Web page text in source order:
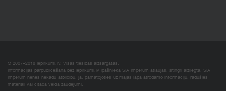
© 2007–2018 Iepirkumi.lv. Visas tiesības aizsargātas.
Informācijas pārpublicēšana bez iepirkumi.lv īpašnieka SIA Imperum atļaujas, stingri aizliegta. SIA
Imperum nenes nekādu atbildību, ja, pamatojoties uz mājas lapā atrodamo informāciju, radušies
materiāli vai citāda veida zaudējumi.